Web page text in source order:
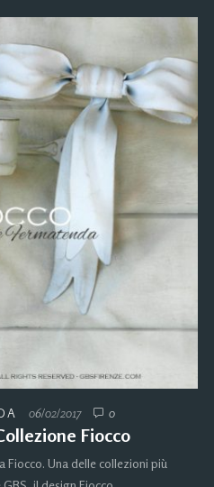
06/02/2017 0
Fiocco
Fiocco. Una delle collezioni più